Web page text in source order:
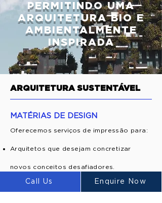
PERMITINDO UMA
ARQUITETURA BIO E
AMBIENTALMENTE
INSPIRADA
ARQUITETURA SUSTENTÁVEL
MATÉRIAS DE DESIGN
Oferecemos serviços de impressão para:
Arquitetos que desejam concretizar
novos conceitos desafiadores.
Dando aos arquitetos a capacidade de
Call Us Enquire Now